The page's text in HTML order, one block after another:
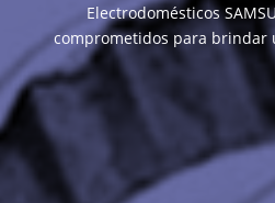
Electrodomésticos
comprometidos para brindar